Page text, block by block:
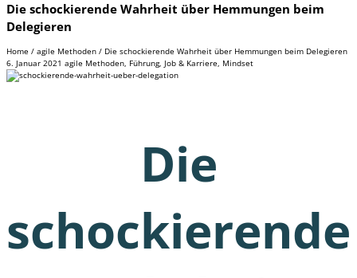
Die schockierende Wahrheit über Hemmungen beim
Delegieren
Home / agile Methoden / Die schockierende Wahrheit über Hemmungen beim Delegieren
6. Januar 2021 agile Methoden, Führung, Job & Karriere, Mindset
Die
schockierende